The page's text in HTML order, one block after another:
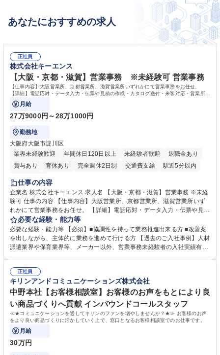
ビュー・検証：Design Review(DR)への参加など■工場量産移管・技術移
転：図面・仕様書・BOM等の製品定義情報の移管など 募集職種 【茨城/潮
来】Senior Electronics Engineer(ADAS・ドメインコントローラー)
あなたにおすすめの求人
正社員
株式会社キーエンス
【大阪・京都・滋賀】営業事務 ※未経験可 営業事務
【仕事内容】大阪営業所、京都営業所、滋賀営業所いずれかにて営業事務をお任せ。
【詳細】電話応対・データ入力・伝票や見積の作成・カタログ送付・来客対応・営業所内
で発生する事務業務や業務改善をお任せ。
月給
27万9000円～28万1000円
勤務地
大阪府大阪市淀川区
業界未経験歓迎
年間休日120日以上 未経験者歓迎
退職金あり
賞与あり
育休あり 完全週休2日制 交通費支給
駅近5分以内
土日祝休み
仕事の内容
企業名 株式会社キーエンス 求人名 【大阪・京都・滋賀】営業事務 ※未経
験可 仕事の内容 【仕事内容】大阪営業所、京都営業所、滋賀営業所いず
れかにて営業事務をお任せ。 【詳細】電話応対・データ入力・伝票や見積
の作成・カタログ送付・来客対応・営業所内で発生する事務業務や業務改
善をお任せ。 【教育制度】ご入社後、育成担当とペアになりながらOJTに
て業務を覚えていただくことが可能です。業務システムがきちんと構築さ
れているため、スムーズに仕事に慣れることができる環境です。また、
募集職種 【大阪・京都・滋賀】営業事務 ※未経験可
必要な経験・能力等
必要な経験・能力等 【必須】■協調性を持って業務推進出来る方 ■改善案
を出しながら、主体的に業務を進めて行ける方 【過去のご入社事例】人材
派遣業界や保育業界等、メーカー以外、営業事務未経験者の入社実績有
えて、お客様や社員の状況に合わせ、能動的なサポート、改善の動きも期
待され。組織を支えるスペシャリストとして、チームに貢献し、結果的に
社員から頼られる存在になることができます。平均19:30の退勤以降の業
務の持ち帰りも禁止されており、メリハリのある働き方となります。 学
歴・資格 学歴：大学院 大学 高専 短大 語学力： 資格：
正社員
キリンアンドコミュニケーションズ株式会社
中野本社【お客様相談室】お客様のお声をもとにより良
い商品づくりへ貢献 インバウンドコールスタッフ
≪★コミュニケーションを通してキリンのファンを増やしませんか？★≫ お客様のお声
をより良い商品づくりに活かしていく上で、窓口となるお客様相談室でのお仕事です。
月給
30万円